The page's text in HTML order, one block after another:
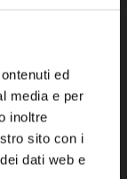
ed
media e per
inoltre
sito con i
dati web e